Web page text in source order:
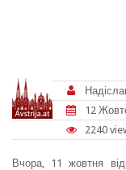
12
2240
Вчора, 11 жовтня